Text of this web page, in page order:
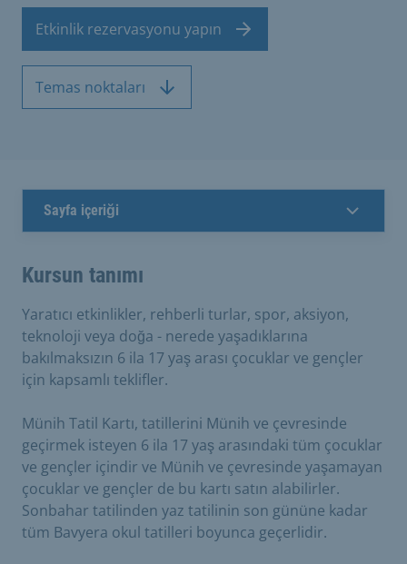
Etkinlik rezervasyonu yapın
Temas noktaları
Sayfa içeriği
Kursun tanımı
Yaratıcı etkinlikler, rehberli turlar, spor, aksiyon,
teknoloji veya doğa - nerede yaşadıklarına
bakılmaksızın 6 ila 17 yaş arası çocuklar ve gençler
için kapsamlı teklifler.
Münih Tatil Kartı, tatillerini Münih ve çevresinde
geçirmek isteyen 6 ila 17 yaş arasındaki tüm çocuklar
ve gençler içindir ve Münih ve çevresinde yaşamayan
çocuklar ve gençler de bu kartı satın alabilirler.
Sonbahar tatilinden yaz tatilinin son gününe kadar
tüm Bavyera okul tatilleri boyunca geçerlidir.